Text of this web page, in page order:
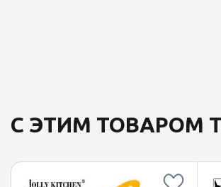
С ЭТИМ ТОВАРОМ